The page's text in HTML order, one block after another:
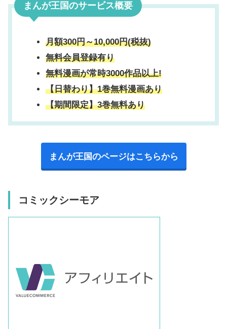
まんが王国のサービス概要
月額300円～10,000円(税抜)
無料会員登録有り
無料漫画が常時3000作品以上!
【日替わり】1巻無料漫画あり
【期間限定】3巻無料あり
まんが王国のページはこちらから
コミックシーモア